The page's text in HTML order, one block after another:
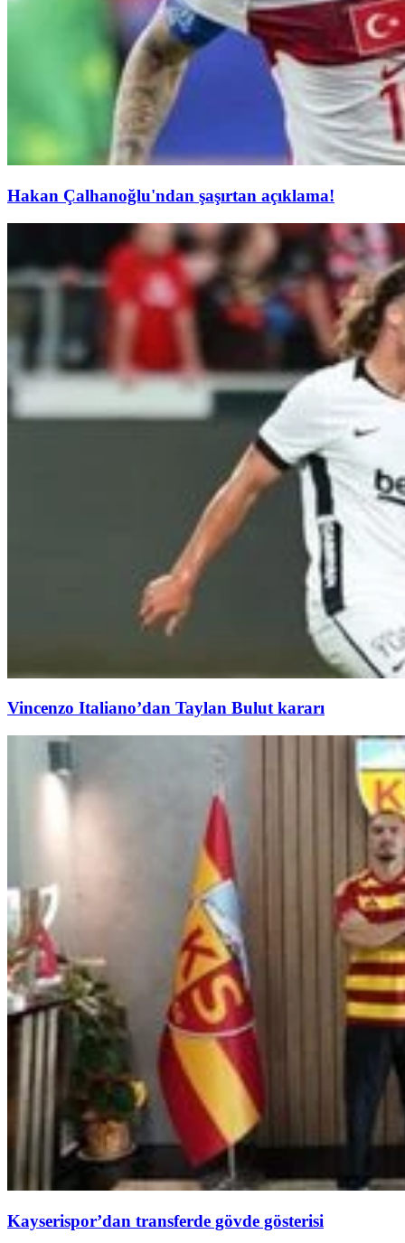
Hakan Çalhanoğlu'ndan şaşırtan açıklama!
Vincenzo Italiano’dan Taylan Bulut kararı
Kayserispor’dan transferde gövde gösterisi